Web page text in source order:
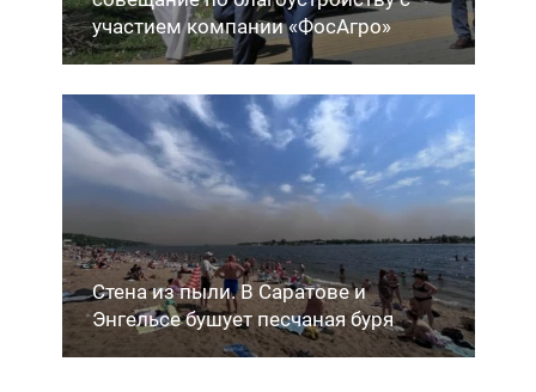
участием компании «ФосАгро»
Стена из пыли. В Саратове и
Энгельсе бушует песчаная буря